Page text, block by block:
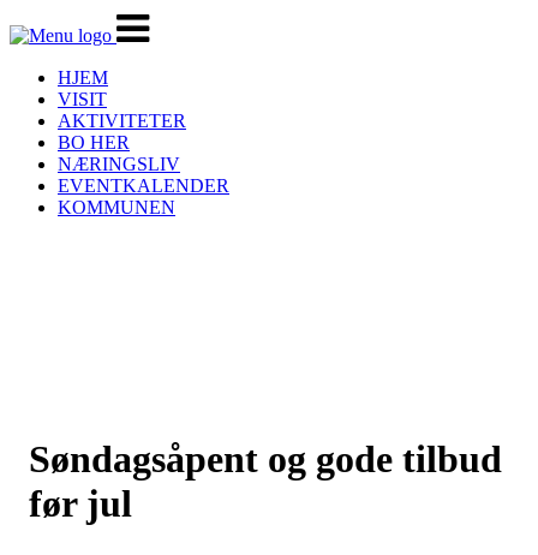
Veksle
navigasjon
HJEM
VISIT
AKTIVITETER
BO HER
NÆRINGSLIV
EVENTKALENDER
KOMMUNEN
Søndagsåpent og gode tilbud
før jul